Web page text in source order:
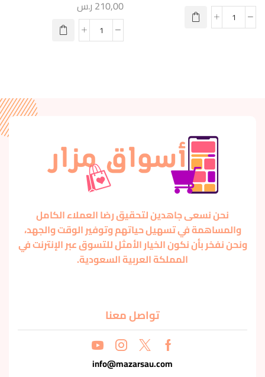
210,00 ر.س
نحن نسعى جاهدين لتحقيق رضا العملاء الكامل
والمساهمة في تسهيل حياتهم وتوفير الوقت والجهد،
ونحن نفخر بأن نكون الخيار الأمثل للتسوق عبر الإنترنت في
المملكة العربية السعودية.
تواصل معنا
info@mazarsau.com